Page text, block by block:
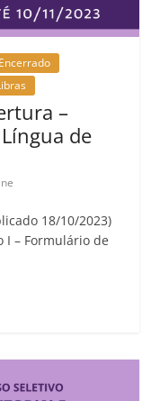
Encerrado
–
de
18/10/2023)
I – Formulário de